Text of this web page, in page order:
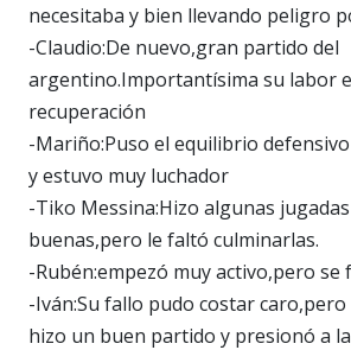
necesitaba y bien llevando peligro
-Claudio:De nuevo,gran partido del
argentino.Importantísima su labor
recuperación
-Mariño:Puso el equilibrio
y estuvo muy luchador
-Tiko Messina:Hizo algunas
buenas,pero le faltó culminarlas.
-Rubén:empezó muy activo,pero se
-Iván:Su fallo pudo costar
hizo un buen partido y presionó a